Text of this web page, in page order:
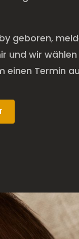
geboren,
und wir wählen
einen Termin